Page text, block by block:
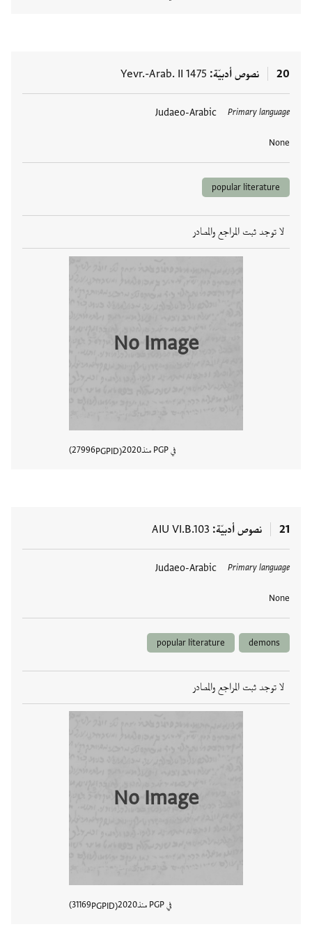
20 نصوص أدبيّة Yevr.-Arab. II 1475
Primary language
Judaeo-Arabic
None
العلامات
popular literature
لا توجد ثبت المراجع والمصادر
No Image
في PGP منذ 2020
PGPID
27996
21 نصوص أدبيّة AIU VI.B.103
Primary language
Judaeo-Arabic
None
العلامات
demons
popular literature
لا توجد ثبت المراجع والمصادر
No Image
في PGP منذ 2020
PGPID
31169